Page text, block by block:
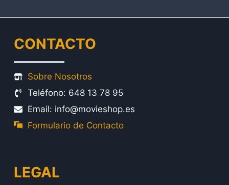
CONTACTO
Sobre Nosotros
Teléfono: 648 13 78 95
Email: info@movieshop.es
Formulario de Contacto
LEGAL